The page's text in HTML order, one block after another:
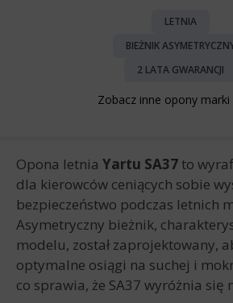
LETNIA
BIEŻNIK
2 LATA GWARANCJI
Zobacz inne opony marki
Opona letnia Yartu SA37 to
dla kierowców ceniących sobie
bezpieczeństwo podczas letnich
Asymetryczny bieżnik,
modelu, został zaprojektowany,
optymalne osiągi na suchej i
co sprawia, że SA37 wyróżnia się